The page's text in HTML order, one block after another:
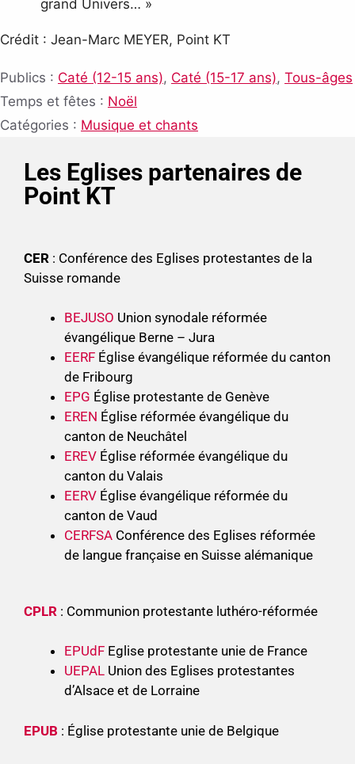
grand Univers… »
Crédit : Jean-Marc MEYER, Point KT
Publics : Caté (12-15 ans), Caté (15-17 ans), Tous-âges
Temps et fêtes : Noël
Catégories : Musique et chants
Les Eglises partenaires de
Point KT
CER : Conférence des Eglises protestantes de la
Suisse romande
BEJUSO Union synodale réformée
évangélique Berne – Jura
EERF Église évangélique réformée du canton
de Fribourg
EPG Église protestante de Genève
EREN Église réformée évangélique du
canton de Neuchâtel
EREV Église réformée évangélique du
canton du Valais
EERV Église évangélique réformée du
canton de Vaud
CERFSA Conférence des Eglises réformée
de langue française en Suisse alémanique
CPLR : Communion protestante luthéro-réformée
EPUdF Eglise protestante unie de France
UEPAL Union des Eglises protestantes
d’Alsace et de Lorraine
EPUB : Église protestante unie de Belgique